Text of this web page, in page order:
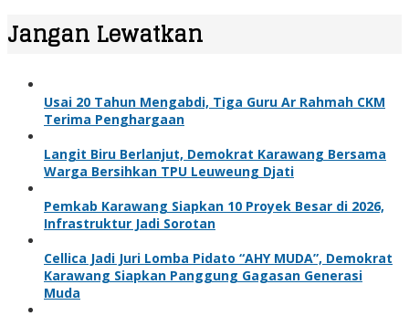
Jangan Lewatkan
Usai 20 Tahun Mengabdi, Tiga Guru Ar Rahmah CKM
Terima Penghargaan
Langit Biru Berlanjut, Demokrat Karawang Bersama
Warga Bersihkan TPU Leuweung Djati
Pemkab Karawang Siapkan 10 Proyek Besar di 2026,
Infrastruktur Jadi Sorotan
Cellica Jadi Juri Lomba Pidato “AHY MUDA”, Demokrat
Karawang Siapkan Panggung Gagasan Generasi
Muda